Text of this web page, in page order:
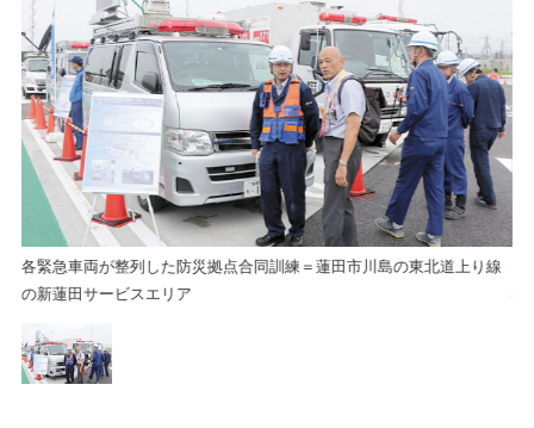
各緊急車両が整列した防災拠点合同訓練＝蓮田市川島の東北道上り線
の新蓮田サービスエリア